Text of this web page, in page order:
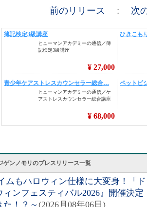
前のリリース : 次
ゲンノモリのプレスリリース一覧
ムもハロウィン仕様に大変身！「
ィンフェスティバル2026』開催決
た！？～ (2026月08年06日)